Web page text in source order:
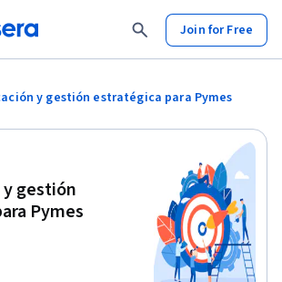
Join for Free
y gestión estratégica para Pymes
gestión
Pymes